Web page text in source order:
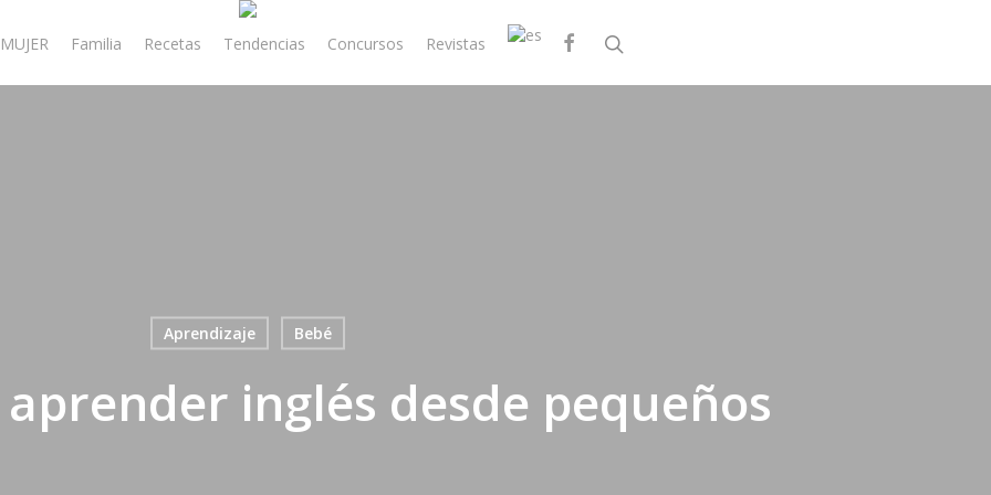
MUJER Familia Recetas Tendencias Concursos Revistas facebook
Aprendizaje Bebé
inglés desde pequeños